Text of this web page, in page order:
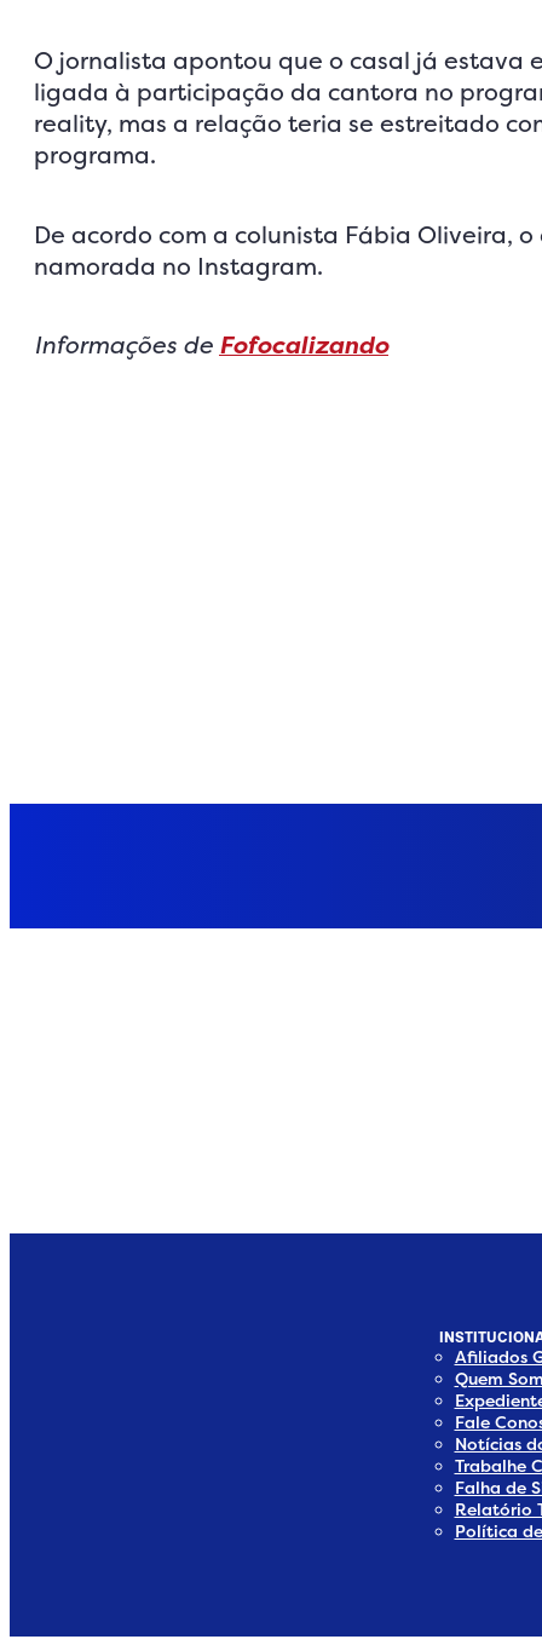
O jornalista apontou que o casal já estava
ligada à participação da cantora no
reality, mas a relação teria se estreitado
programa.
De acordo com a colunista Fábia Oliveira,
namorada no Instagram.
Informações de Fofocalizando
Afiliados
Quem
Fale
Notícias
Trabalhe
Falha de
Relatório
Política